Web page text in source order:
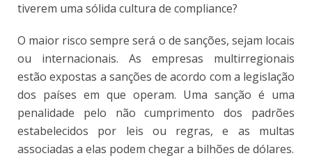
tiverem uma sólida cultura de compliance?
O maior risco sempre será o de sanções, sejam locais
ou internacionais. As empresas multirregionais
estão expostas a sanções de acordo com a legislação
dos países em que operam. Uma sanção é uma
penalidade pelo não cumprimento dos padrões
estabelecidos por leis ou regras, e as multas
associadas a elas podem chegar a bilhões de dólares.